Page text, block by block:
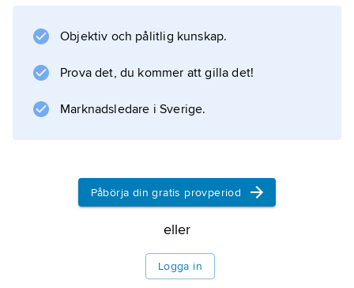
Objektiv och pålitlig kunskap.
Prova det, du kommer att gilla det!
Marknadsledare i Sverige.
Påbörja din gratis provperiod
eller
Logga in